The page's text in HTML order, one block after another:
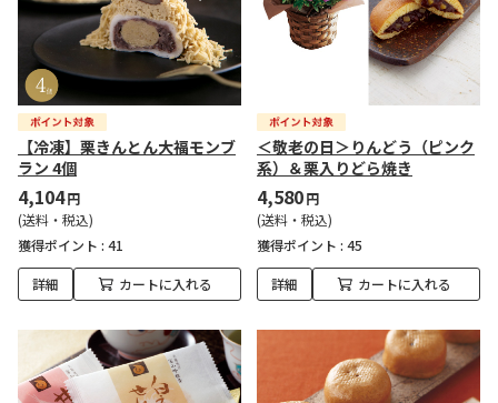
【冷凍】栗きんとん大福モンブ
ラン 4個
4,104円
(送料・税込)
獲得ポイント : 41
詳細 カートに入れる
＜敬老の日＞りんどう（ピンク
系）＆栗入りどら焼き
4,580円
(送料・税込)
獲得ポイント : 45
詳細 カートに入れる